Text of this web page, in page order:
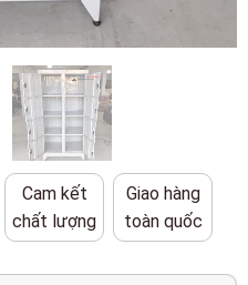
Cam kết
chất lượng
Giao hàng
toàn quốc